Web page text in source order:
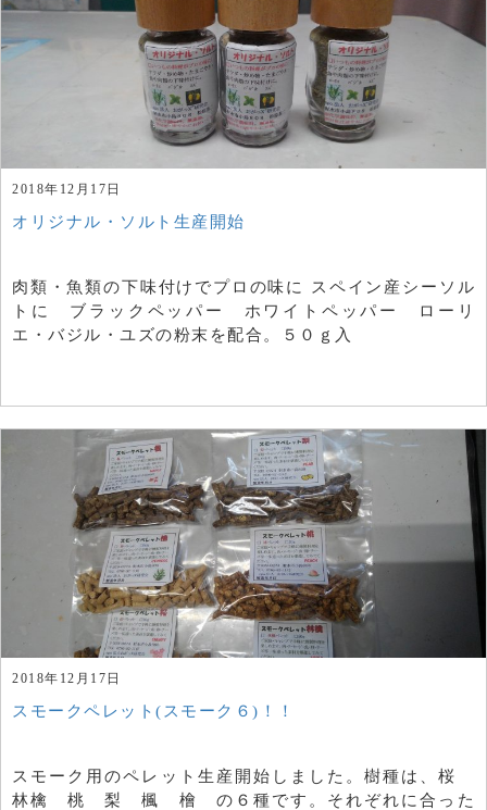
2018年12月17日
オリジナル・ソルト生産開始
肉類・魚類の下味付けでプロの味に スペイン産シーソル
トに ブラックペッパー ホワイトペッパー ローリ
エ・バジル・ユズの粉末を配合。５０ｇ入
2018年12月17日
スモークペレット(スモーク６)！！
スモーク用のペレット生産開始しました。樹種は、桜
林檎 桃 梨 楓 檜 の６種です。それぞれに合った